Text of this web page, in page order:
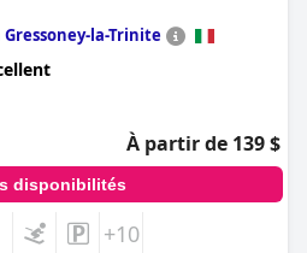
Gressoney-la-Trinite
À partir de 139 $
disponibilités
+10